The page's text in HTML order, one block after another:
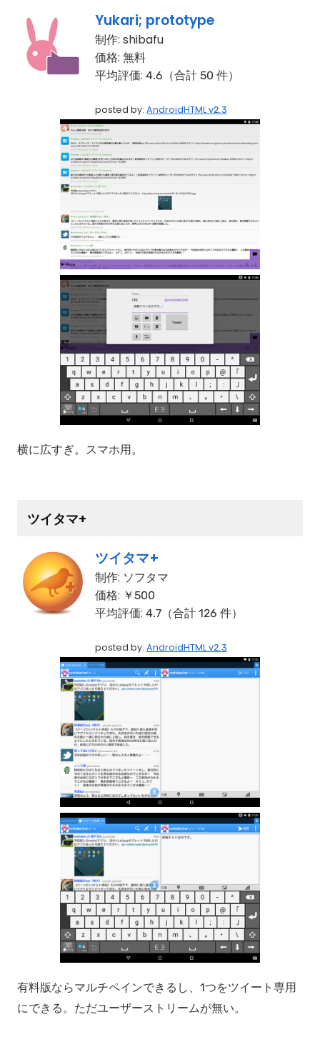
Yukari; prototype
制作: shibafu
価格: 無料
平均評価: 4.6（合計 50 件）
posted by: AndroidHTML v2.3
横に広すぎ。スマホ用。
ツイタマ+
ツイタマ+
制作: ソフタマ
価格: ￥500
平均評価: 4.7（合計 126 件）
posted by: AndroidHTML v2.3
有料版ならマルチペインできるし、1つをツイート専用
にできる。ただユーザーストリームが無い。